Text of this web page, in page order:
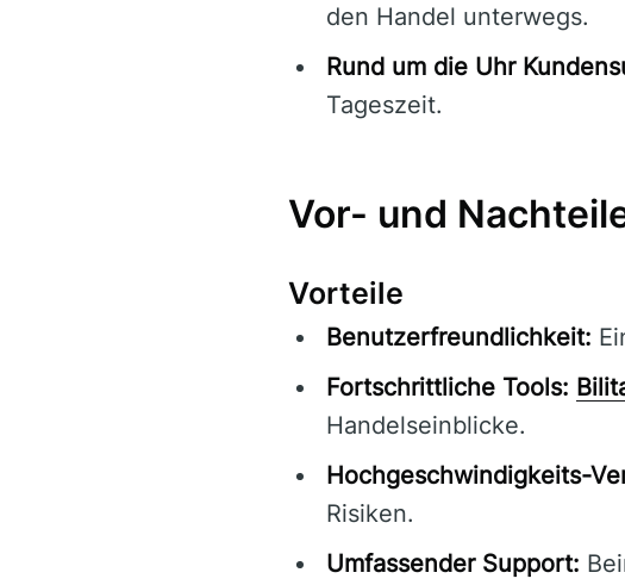
den Handel unterwegs.
Rund um die Uhr
Tageszeit.
Vor- und
Vorteile
Benutzerfreundlichkeit:
Fortschrittliche Tools:
Handelseinblicke.
Hochgeschwindigkeits-
Risiken.
Umfassender Support: